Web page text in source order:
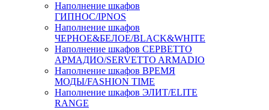
Наполнение шкафов
ГИПНОС/IPNOS
Наполнение шкафов
ЧЕРНОЕ&БЕЛОЕ/BLACK&WHITE
Наполнение шкафов СЕРВЕТТО
АРМАДИО/SERVETTO ARMADIO
Наполнение шкафов ВРЕМЯ
МОДЫ/FASHION TIME
Наполнение шкафов ЭЛИТ/ELITE
RANGE